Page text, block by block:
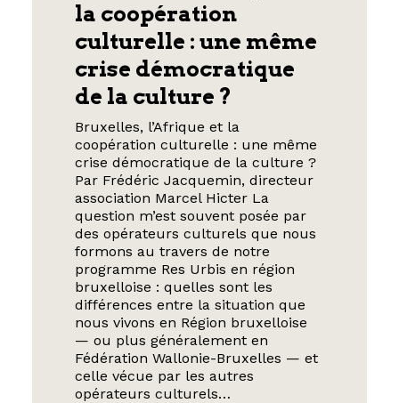
la coopération
culturelle : une même
crise démocratique
de la culture ?
Bruxelles, l’Afrique et la
coopération culturelle : une même
crise démocratique de la culture ?
Par Frédéric Jacquemin, directeur
association Marcel Hicter La
question m’est souvent posée par
des opérateurs culturels que nous
formons au travers de notre
programme Res Urbis en région
bruxelloise : quelles sont les
différences entre la situation que
nous vivons en Région bruxelloise
— ou plus généralement en
Fédération Wallonie-Bruxelles — et
celle vécue par les autres
opérateurs culturels…